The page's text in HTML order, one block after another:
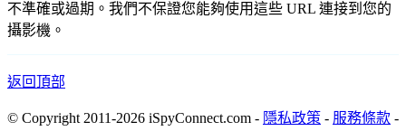
不準確或過期。我們不保證您能夠使用這些 URL 連接到您的
攝影機。
返回頂部
© Copyright 2011-2026 iSpyConnect.com - 隱私政策 - 服務條款 -